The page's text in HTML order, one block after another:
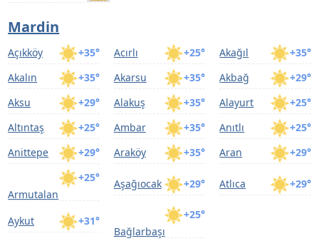
Mardin
+35°
Açıkköy +25°
Acırlı +35°
Akağıl
+35°
Akalın +35°
Akarsu +29°
Akbağ
+29°
Aksu +35°
Alakuş +25°
Alayurt
+25°
Altıntaş +35°
Ambar +25°
Anıtlı
+29°
Anittepe +35°
Araköy +29°
Aran
+25°
Armutalan
+29°
Aşağıocak +29°
Atlıca
+31°
Aykut
+25°
Bağlarbaşı